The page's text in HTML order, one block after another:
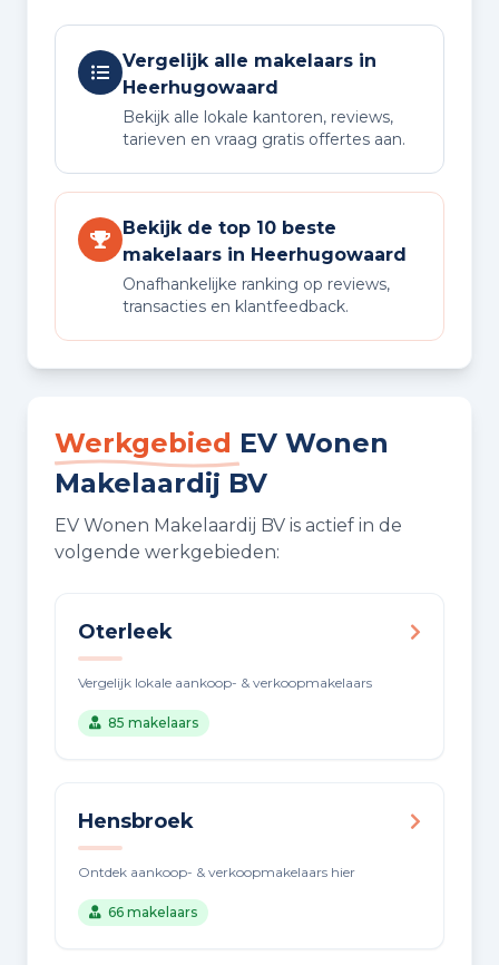
Vergelijk alle makelaars in
Heerhugowaard
Bekijk alle lokale kantoren, reviews,
tarieven en vraag gratis offertes aan.
Bekijk de top 10 beste
makelaars in Heerhugowaard
Onafhankelijke ranking op reviews,
transacties en klantfeedback.
Werkgebied EV Wonen
Makelaardij BV
EV Wonen Makelaardij BV is actief in de
volgende werkgebieden:
Oterleek
Vergelijk lokale aankoop- & verkoopmakelaars
85 makelaars
Hensbroek
Ontdek aankoop- & verkoopmakelaars hier
66 makelaars